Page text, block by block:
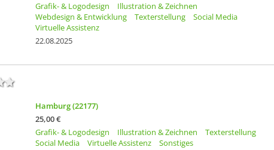
Grafik- & Logodesign
Illustration & Zeichnen
Webdesign & Entwicklung
Texterstellung
Social Media
Virtuelle Assistenz
22.08.2025
Hamburg (22177)
25,00 €
Grafik- & Logodesign Illustration & Zeichnen
Texterstellung
Social Media
Virtuelle Assistenz
Sonstiges